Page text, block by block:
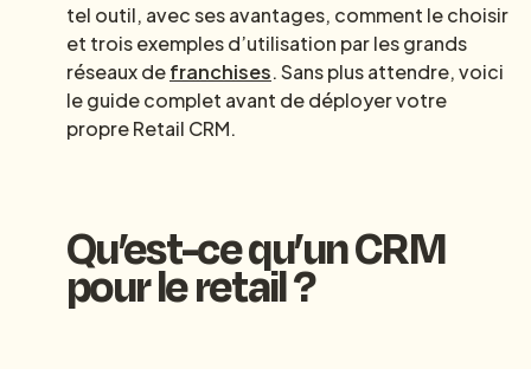
tel outil, avec ses avantages, comment le choisir
et trois exemples d’utilisation par les grands
réseaux defranchises. Sans plus attendre, voici
le guide complet avant de déployer votre
propre Retail CRM.
Qu’est-ce qu’un CRM
pour le retail ?